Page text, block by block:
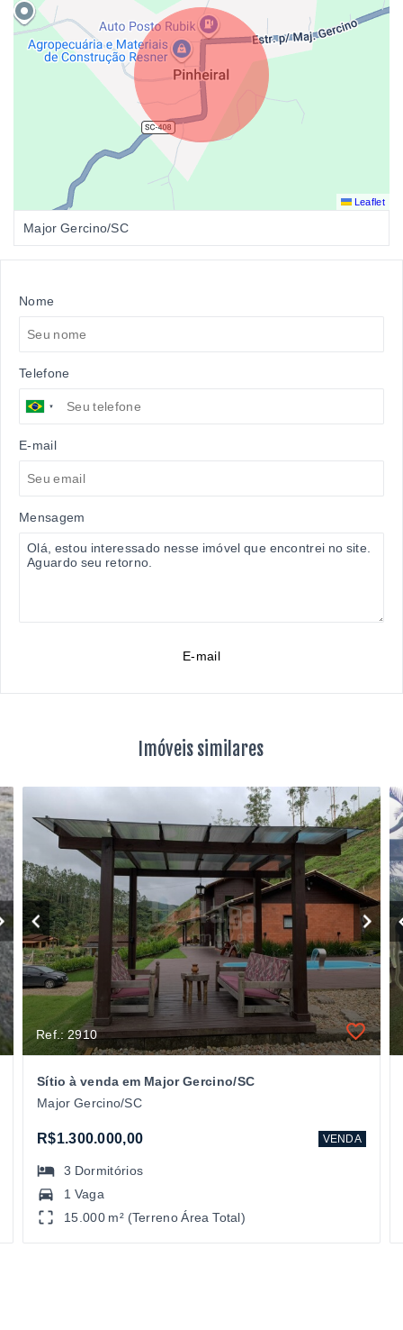
Leaflet
Major Gercino/SC
Nome
Telefone
E-mail
Mensagem
E-mail
Imóveis similares
Ref.: 2910
Sítio à venda em Major Gercino/SC
Major Gercino/SC
R$1.300.000,00 VENDA
3 Dormitórios
1 Vaga
15.000 m² (Terreno Área Total)